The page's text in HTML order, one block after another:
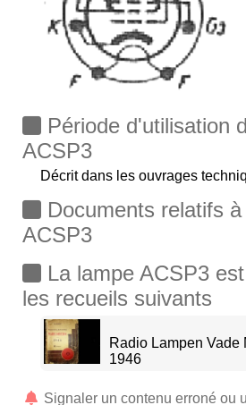
Période d'utilisation
ACSP3
Décrit dans les ouvrages
Documents relatifs
ACSP3
La lampe ACSP3
les recueils suivants
Radio Lampen Vade
1946
Signaler un contenu erroné ou